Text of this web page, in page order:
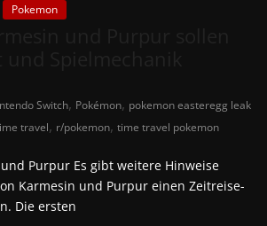
Pokemon
Switch, Pokémon, pokemon easteregg leak
travel, r/pokemon, time travel pokemon
Purpur Es gibt weitere Hinweise
Karmesin und Purpur einen Zeitreise-
Die ersten